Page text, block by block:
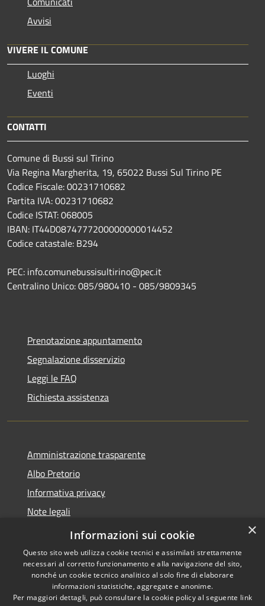
Avvisi
VIVERE IL COMUNE
Luoghi
Eventi
CONTATTI
Comune di Bussi sul Tirino
Via Regina Margherita, 19, 65022 Bussi Sul Tirino PE
Codice Fiscale: 00231710682
Partita IVA: 00231710682
Codice ISTAT: 068005
IBAN: IT44D0874777200000000014452
Codice catastale: B294
PEC: info.comunebussisultirino@pec.it
Centralino Unico: 085/980410 - 085/9809345
Prenotazione appuntamento
Segnalazione disservizio
Leggi le FAQ
Richiesta assistenza
Amministrazione trasparente
Albo Pretorio
Informativa privacy
Note legali
Dichiarazione di accessibilità
Copyright © 2026 • Comune di
×
Informazioni sui cookie
Questo sito web utilizza cookie tecnici e assimilati strettamente
necessari al corretto funzionamento e alla navigazione del sito,
nonché un cookie tecnico analitico al solo fine di elaborare
informazioni statistiche, aggregate e anonime.
Per maggiori dettagli, può consultare la cookie policy al seguente link